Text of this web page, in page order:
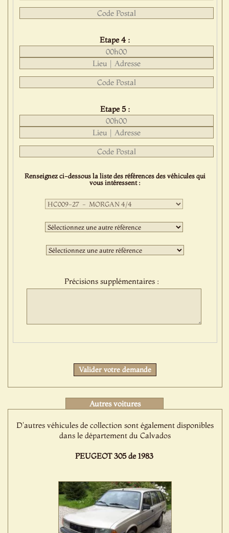
Etape 4 :
Etape 5 :
Renseignez ci-dessous la liste des références des véhicules qui
vous intéressent :
Première
sélection
:Deuxième
sélection
:Troisième
sélection
Précisions supplémentaires :
Valider votre demande
Autres voitures
D'autres véhicules de collection sont également disponibles
dans le département du Calvados
PEUGEOT 305 de 1983